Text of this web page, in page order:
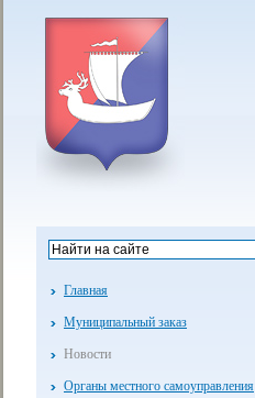
Главная
Муниципальный заказ
Новости
Органы местного самоуправления